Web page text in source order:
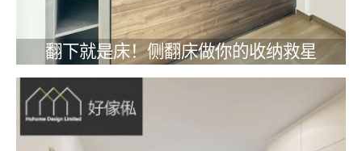
翻下就是床！侧翻床做你的收纳救星